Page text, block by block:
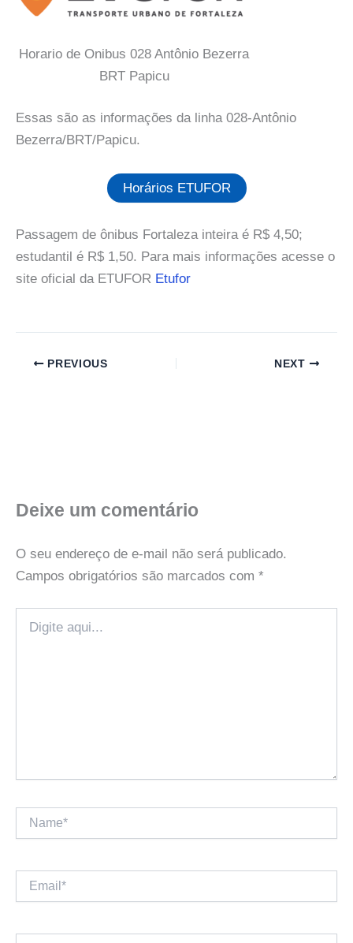
Horario de Onibus 028 Antônio Bezerra
BRT Papicu
Essas são as informações da linha 028-Antônio
Bezerra/BRT/Papicu.
Horários ETUFOR
Passagem de ônibus Fortaleza inteira é R$ 4,50;
estudantil é R$ 1,50. Para mais informações acesse o
site oficial da ETUFOR Etufor
PREVIOUS NEXT
Deixe um comentário
O seu endereço de e-mail não será publicado.
Campos obrigatórios são marcados com *
aqui...
Name*